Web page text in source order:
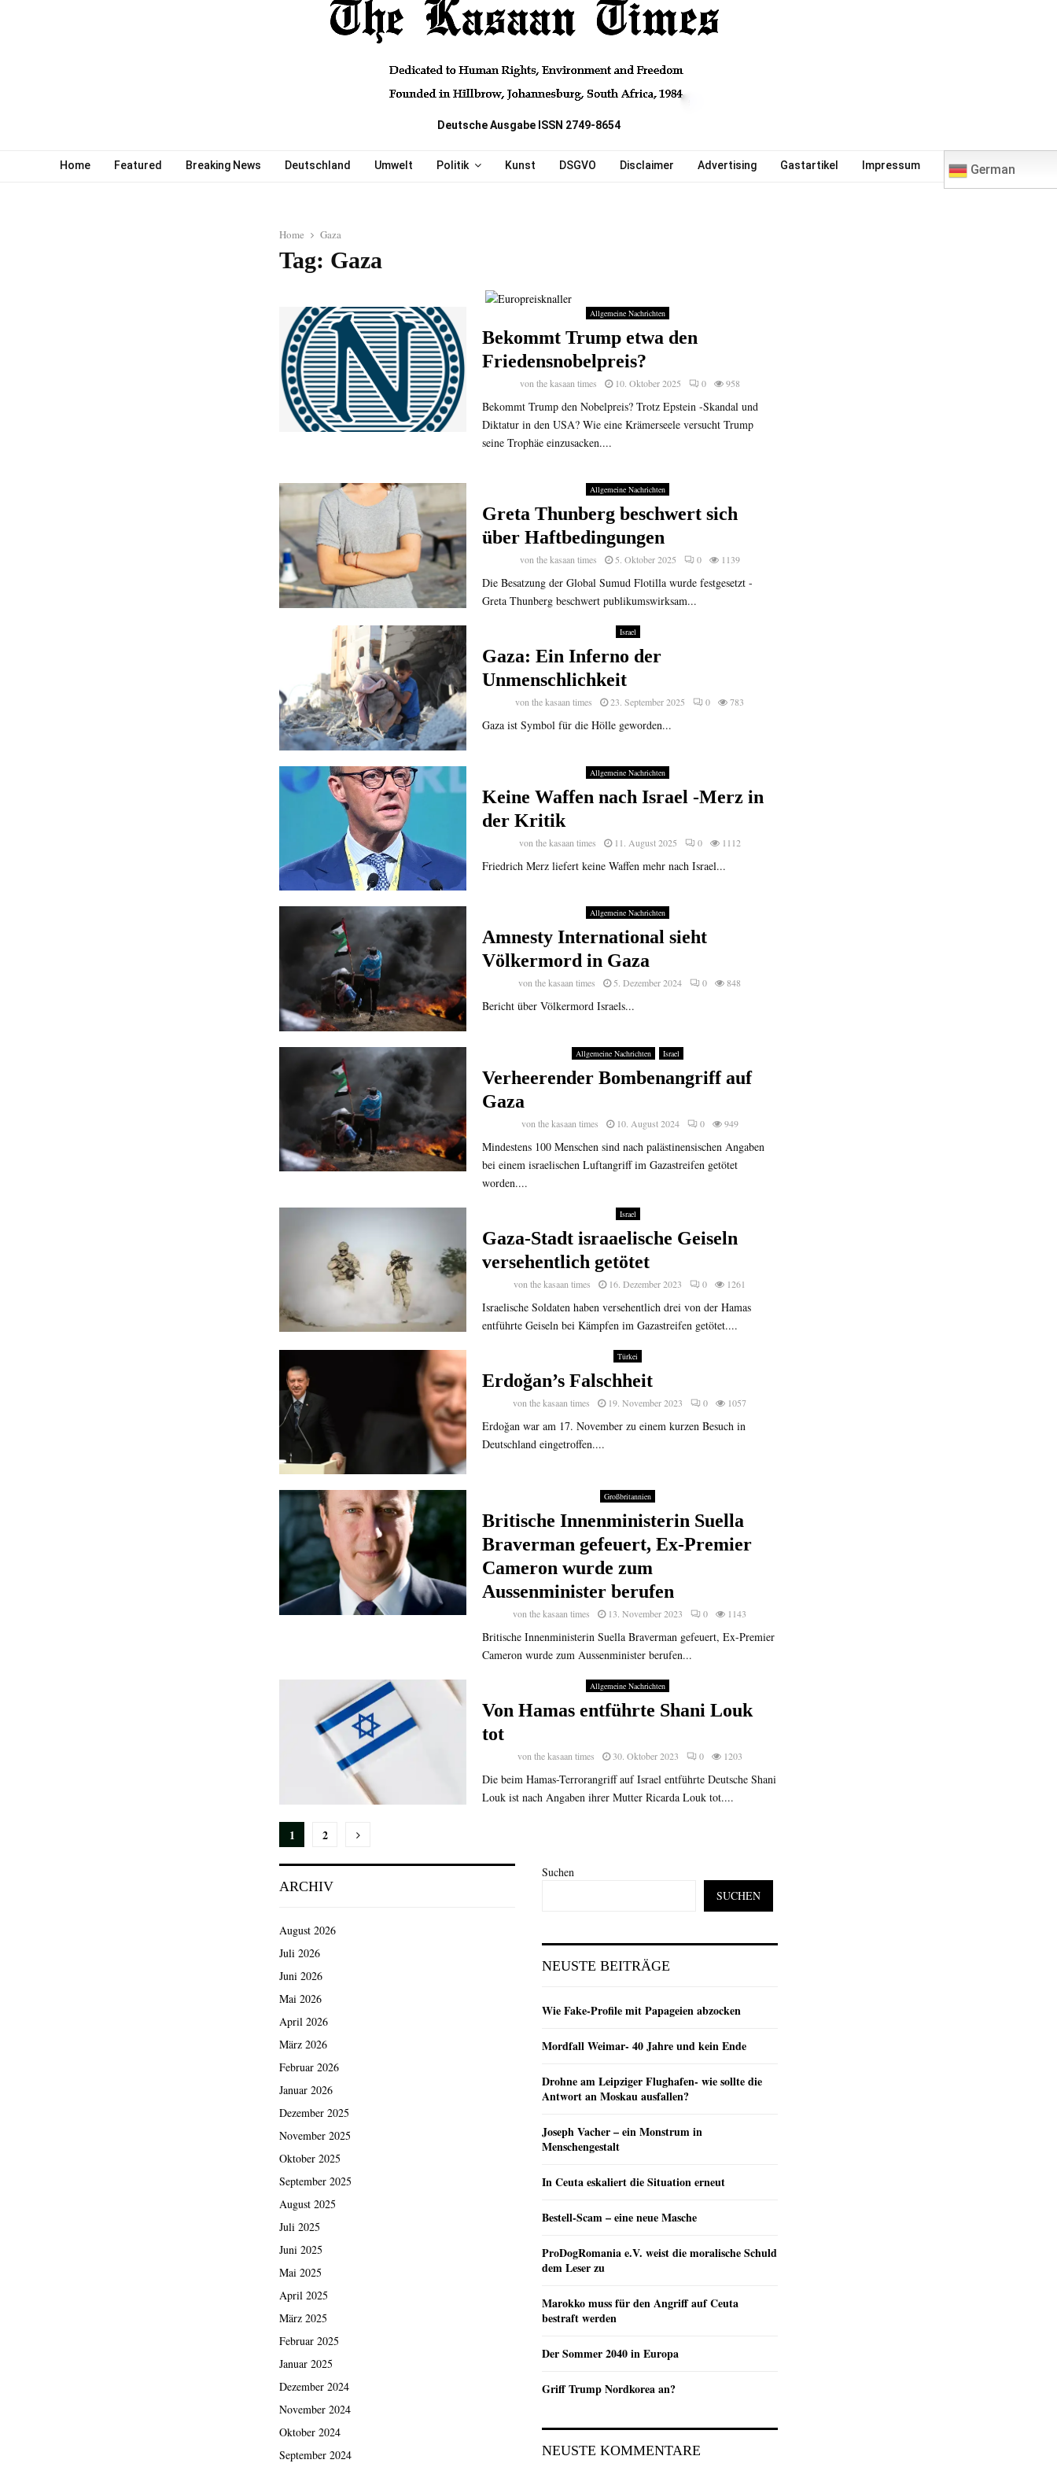
Deutsche Ausgabe ISSN 2749-8654
Home Featured Breaking News Deutschland Umwelt Politik Kunst DSGVO Disclaimer Advertising Gastartikel Impressum German
Home Gaza
Tag: Gaza
Allgemeine Nachrichten
Bekommt Trump etwa den
Friedensnobelpreis?
vonthe kasaan times 10. Oktober 2025 0 958
Bekommt Trump den Nobelpreis? Trotz Epstein -Skandal und
Diktatur in den USA? Wie eine Krämerseele versucht Trump
seine Trophäe einzusacken....
Allgemeine Nachrichten
Greta Thunberg beschwert sich
über Haftbedingungen
vonthe kasaan times 5. Oktober 2025 0 1139
Die Besatzung der Global Sumud Flotilla wurde festgesetzt -
Greta Thunberg beschwert publikumswirksam...
Israel
Gaza: Ein Inferno der
Unmenschlichkeit
vonthe kasaan times 23. September 2025 0 783
Gaza ist Symbol für die Hölle geworden...
Allgemeine Nachrichten
Keine Waffen nach Israel -Merz in
der Kritik
von the kasaan times 11. August 2025 0 1112
Friedrich Merz liefert keine Waffen mehr nach Israel...
Allgemeine Nachrichten
Amnesty International sieht
Völkermord in Gaza
vonthe kasaan times 5. Dezember 2024 0 848
Bericht über Völkermord Israels...
Allgemeine Nachrichten Israel
Verheerender Bombenangriff auf
Gaza
von the kasaan times 10. August 2024 0 949
Mindestens 100 Menschen sind nach palästinensischen Angaben
bei einem israelischen Luftangriff im Gazastreifen getötet
worden....
Israel
Gaza-Stadt israaelische Geiseln
versehentlich getötet
vonthe kasaan times 16. Dezember 2023 0 1261
Israelische Soldaten haben versehentlich drei von der Hamas
entführte Geiseln bei Kämpfen im Gazastreifen getötet....
Türkei
Erdoğan’s Falschheit
vonthe kasaan times 19. November 2023 0 1057
Erdoğan war am 17. November zu einem kurzen Besuch in
Deutschland eingetroffen....
Großbritannien
Britische Innenministerin Suella
Braverman gefeuert, Ex-Premier
Cameron wurde zum
Aussenminister berufen
vonthe kasaan times 13. November 2023 0 1143
Britische Innenministerin Suella Braverman gefeuert, Ex-Premier
Cameron wurde zum Aussenminister berufen...
Allgemeine Nachrichten
Von Hamas entführte Shani Louk
tot
vonthe kasaan times 30. Oktober 2023 0 1203
Die beim Hamas-Terrorangriff auf Israel entführte Deutsche Shani
Louk ist nach Angaben ihrer Mutter Ricarda Louk tot....
Seitennummerierung
der
Beiträge
1 2
ARCHIV
August 2026
Juli 2026
Juni 2026
Mai 2026
April 2026
März 2026
Februar 2026
Januar 2026
Dezember 2025
November 2025
Oktober 2025
September 2025
August 2025
Juli 2025
Juni 2025
Mai 2025
April 2025
März 2025
Februar 2025
Januar 2025
Dezember 2024
November 2024
Oktober 2024
September 2024
Suchen
SUCHEN
NEUSTE BEITRÄGE
Wie Fake-Profile mit Papageien abzocken
Mordfall Weimar- 40 Jahre und kein Ende
Drohne am Leipziger Flughafen- wie sollte die
Antwort an Moskau ausfallen?
Joseph Vacher – ein Monstrum in
Menschengestalt
In Ceuta eskaliert die Situation erneut
Bestell-Scam – eine neue Masche
ProDogRomania e.V. weist die moralische Schuld
dem Leser zu
Marokko muss für den Angriff auf Ceuta
bestraft werden
Der Sommer 2040 in Europa
Griff Trump Nordkorea an?
NEUSTE KOMMENTARE